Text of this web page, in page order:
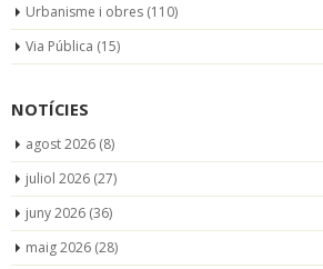
Urbanisme i obres (110)
Via Pública (15)
NOTÍCIES
agost 2026 (8)
juliol 2026 (27)
juny 2026 (36)
maig 2026 (28)